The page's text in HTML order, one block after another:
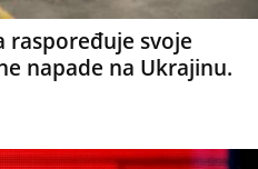
raspoređuje svoje
napade na Ukrajinu.